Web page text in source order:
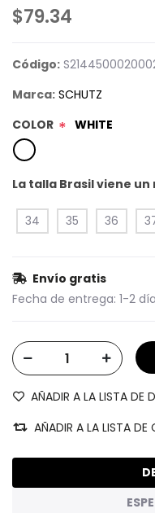
$79.34
Código:
Marca: SCHUTZ
COLOR * WHITE
La talla Brasil viene
34 35 36
Envío gratis
Fecha de entrega: 1-2
AÑADIR A LA LISTA DE
AÑADIR A LA LISTA